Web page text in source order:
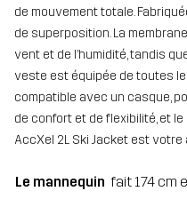
de mouvement totale.
de superposition. La
vent et de l’humidité, tandis
veste est équipée de toutes
compatible avec un casque,
de confort et de flexibilité, et
AccXel 2L Ski Jacket est
Le mannequin fait 174 cm